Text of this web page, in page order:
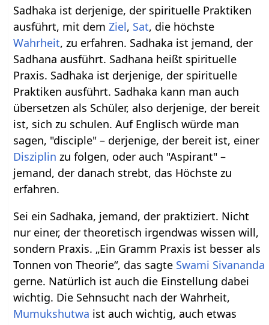
Sadhaka ist derjenige, der spirituelle Praktiken
ausführt, mit demZiel, Sat, die höchste
Wahrheit, zu erfahren. Sadhaka ist jemand, der
Sadhana ausführt. Sadhana heißt spirituelle
Praxis. Sadhaka ist derjenige, der spirituelle
Praktiken ausführt. Sadhaka kann man auch
übersetzen als Schüler, also derjenige, der bereit
ist, sich zu schulen. Auf Englisch würde man
sagen, "disciple" – derjenige, der bereit ist, einer
Disziplin zu folgen, oder auch "Aspirant" –
jemand, der danach strebt, das Höchste zu
erfahren.
Sei ein Sadhaka, jemand, der praktiziert. Nicht
nur einer, der theoretisch irgendwas wissen will,
sondern Praxis. „Ein Gramm Praxis ist besser als
Tonnen von Theorie“, das sagte Swami Sivananda
gerne. Natürlich ist auch die Einstellung dabei
wichtig. Die Sehnsucht nach der Wahrheit,
Mumukshutwa ist auch wichtig, auch etwas